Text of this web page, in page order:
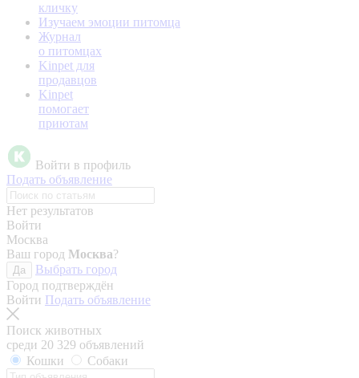
кличку
Изучаем эмоции питомца
Журнал
о питомцах
Kinpet для
продавцов
Kinpet
помогает
приютам
Войти в профиль
Подать объявление
Нет результатов
Войти
Москва
Ваш город Москва?
Да
Выбрать город
Город подтверждён
Войти Подать объявление
Поиск животных
среди 20 329 объявлений
Кошки
Собаки